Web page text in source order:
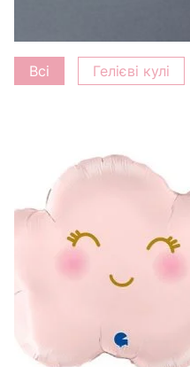
Додати
Всі Гелієві кулі